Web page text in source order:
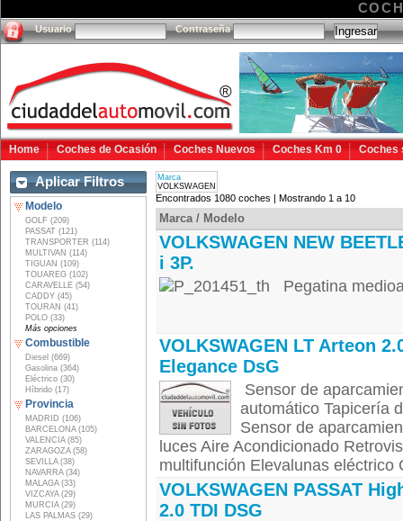
Usuario Contraseña
Home Coches de Ocasión Coches Nuevos Coches Km 0 Coches
Aplicar Filtros
Modelo
GOLF (209)
PASSAT (121)
TRANSPORTER (114)
MULTIVAN (114)
TIGUAN (109)
TOUAREG (102)
CARAVELLE (54)
CADDY (45)
TOURAN (41)
POLO (33)
Más opciones
Combustible
Diesel (669)
Gasolina (364)
Eléctrico (30)
Híbrido (17)
Provincia
MADRID (106)
BARCELONA (105)
VALENCIA (85)
ZARAGOZA (58)
SEVILLA (38)
NAVARRA (34)
MALAGA (33)
VIZCAYA (29)
MURCIA (29)
LAS PALMAS (29)
Marca
VOLKSWAGEN
Encontrados 1080 coches | Mostrando 1 a 10
Marca / Modelo
VOLKSWAGEN NEW
i 3P.
Pegatina
VOLKSWAGEN LT Arteon
Elegance DsG
Sensor de
automático Tapicería
Sensor de
luces Aire Acondicionado
multifunción Elevalunas eléctrico
VOLKSWAGEN PASSAT
2.0 TDI DSG